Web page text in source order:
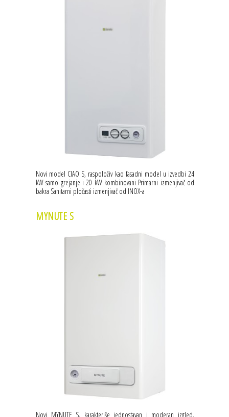
Novi model CIAO S, raspoloživ kao fasadni model u izvedbi 24
kW samo grejanje i 20 kW kombinovani Primarni izmenjivač od
bakra Sanitarni pločasti izmenjivač od INOX-a
MYNUTE S
Novi MYNUTE S, karakteriše jednostavan i moderan izgled.